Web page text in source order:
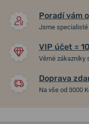
Poradí vám
Jsme
VIP účet =
Věrné zákazníky
Doprava
Na vše od 3000